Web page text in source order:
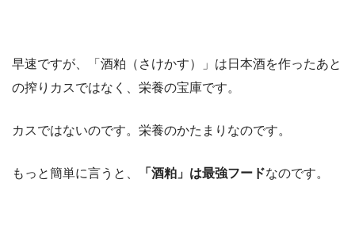
早速ですが、「酒粕（さけかす）」は日本酒を作ったあと
の搾りカスではなく、栄養の宝庫です。
カスではないのです。栄養のかたまりなのです。
もっと簡単に言うと、 「酒粕」は最強フードなのです。